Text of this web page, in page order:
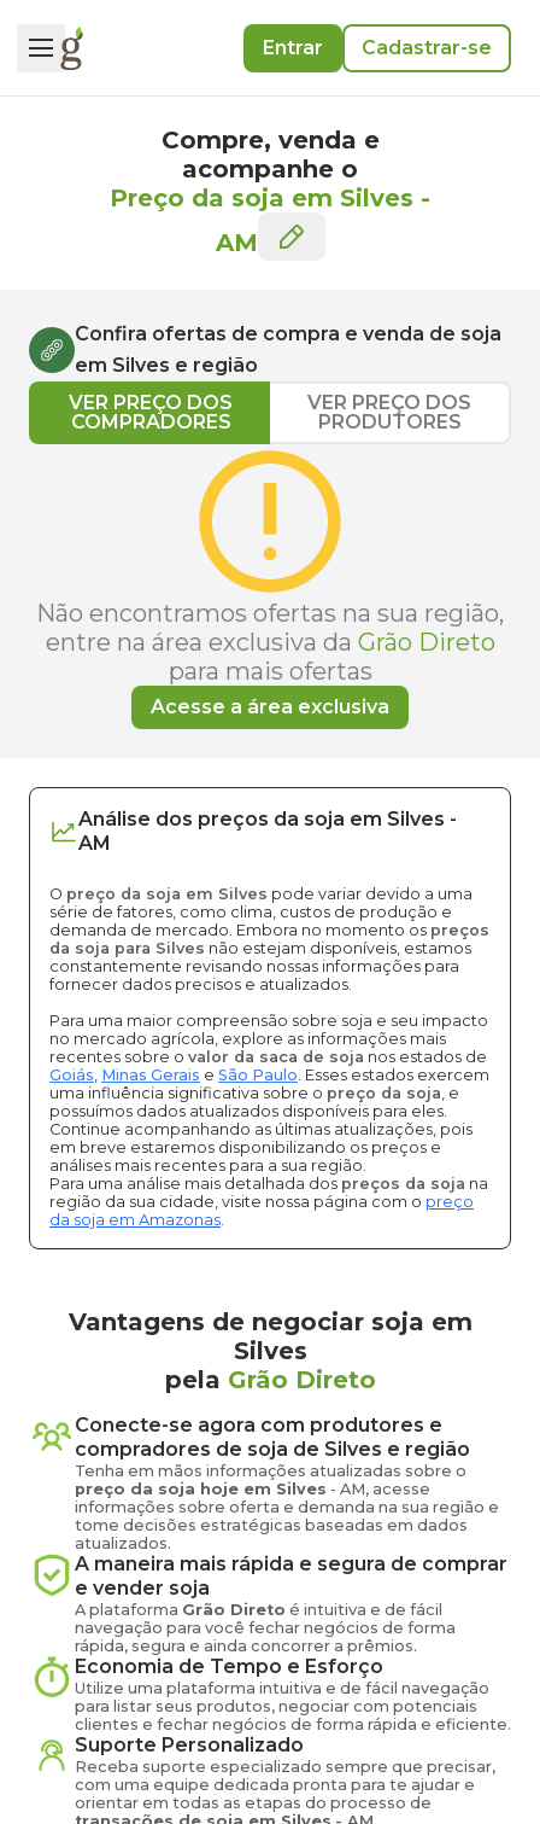
Entrar Cadastrar-se
Compre, venda e
acompanhe o
Preço da soja em Silves -
AM
Confira ofertas de compra e venda de soja
em Silves e região
VER PREÇO DOS
COMPRADORES
VER PREÇO DOS
PRODUTORES
Não encontramos ofertas na sua região,
entre na área exclusiva da Grão Direto
para mais ofertas
Acesse a área exclusiva
Análise dos preços da soja em Silves -
AM
O preço da soja em Silves pode variar devido a uma
série de fatores, como clima, custos de produção e
demanda de mercado. Embora no momento os preços
da soja para Silves não estejam disponíveis, estamos
constantemente revisando nossas informações para
fornecer dados precisos e atualizados.
Para uma maior compreensão sobre soja e seu impacto
no mercado agrícola, explore as informações mais
recentes sobre o valor da saca de soja nos estados de
Goiás, Minas Gerais e São Paulo. Esses estados exercem
uma influência significativa sobre o preço da soja, e
possuímos dados atualizados disponíveis para eles.
Continue acompanhando as últimas atualizações, pois
em breve estaremos disponibilizando os preços e
análises mais recentes para a sua região.
Para uma análise mais detalhada dos preços da soja na
região da sua cidade, visite nossa página com o preço
da soja em Amazonas.
Vantagens de negociar soja em
Silves
pela Grão Direto
Conecte-se agora com produtores e
compradores de soja de Silves e região
Tenha em mãos informações atualizadas sobre o
preço da soja hoje em Silves - AM, acesse
informações sobre oferta e demanda na sua região e
tome decisões estratégicas baseadas em dados
atualizados.
A maneira mais rápida e segura de comprar
e vender soja
A plataforma Grão Direto é intuitiva e de fácil
navegação para você fechar negócios de forma
rápida, segura e ainda concorrer a prêmios.
Economia de Tempo e Esforço
Utilize uma plataforma intuitiva e de fácil navegação
para listar seus produtos, negociar com potenciais
clientes e fechar negócios de forma rápida e eficiente.
Suporte Personalizado
Receba suporte especializado sempre que precisar,
com uma equipe dedicada pronta para te ajudar e
orientar em todas as etapas do processo de